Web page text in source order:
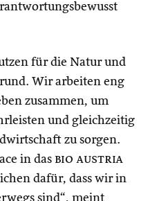
für die Natur und
Wir arbeiten eng
zusammen, um
und gleichzeitig
zu sorgen.
in das bio austria
dafür, dass wir in
sind“, meint